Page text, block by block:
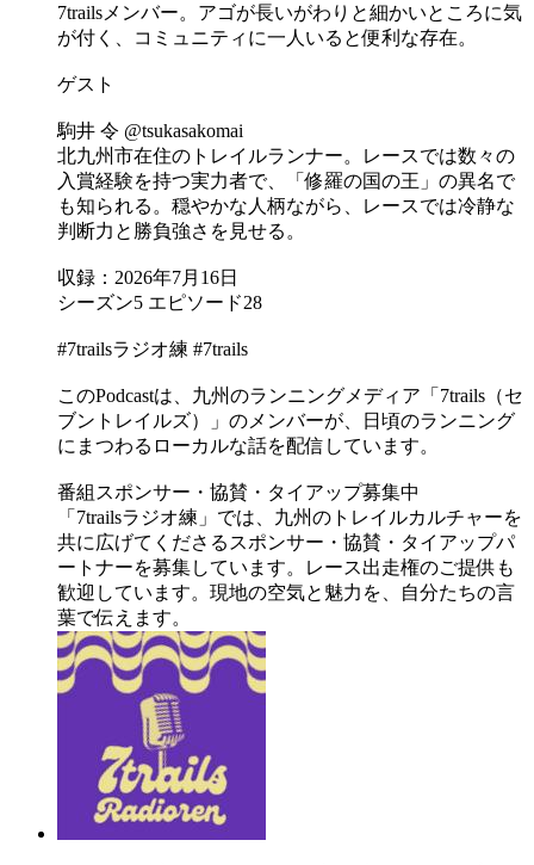
7trailsメンバー。アゴが長いがわりと細かいところに気
が付く、コミュニティに一人いると便利な存在。
ゲスト
駒井 令 @tsukasakomai
北九州市在住のトレイルランナー。レースでは数々の
入賞経験を持つ実力者で、「修羅の国の王」の異名で
も知られる。穏やかな人柄ながら、レースでは冷静な
判断力と勝負強さを見せる。
収録：2026年7月16日
シーズン5 エピソード28
#7trailsラジオ練 #7trails
このPodcastは、九州のランニングメディア「7trails（セ
ブントレイルズ）」のメンバーが、日頃のランニング
にまつわるローカルな話を配信しています。
番組スポンサー・協賛・タイアップ募集中
「7trailsラジオ練」では、九州のトレイルカルチャーを
共に広げてくださるスポンサー・協賛・タイアップパ
ートナーを募集しています。レース出走権のご提供も
歓迎しています。現地の空気と魅力を、自分たちの言
葉で伝えます。